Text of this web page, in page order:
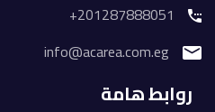
201287888051+
info@acarea.com.eg
روابط هامة